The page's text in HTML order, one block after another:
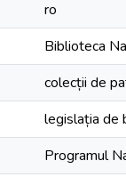
ro
Biblioteca
colecții de
legislația de
Programul